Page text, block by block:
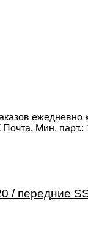
ежедневно
Мин. парт.:
/ передние